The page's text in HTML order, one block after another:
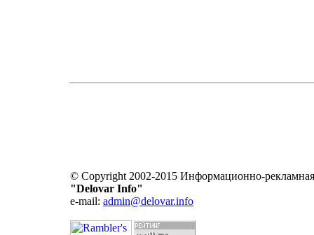
© Copyright 2002-2015 Информационно-
"Delovar Info"
e-mail: admin@delovar.info